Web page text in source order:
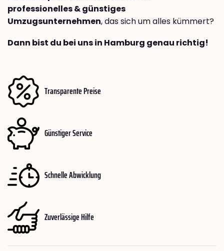
professionelles & günstiges
Umzugsunternehmen, das sich um alles kümmert?
Dann bist du bei uns in Hamburg genau richtig!
Transparente Preise
Günstiger Service
Schnelle Abwicklung
Zuverlässige Hilfe